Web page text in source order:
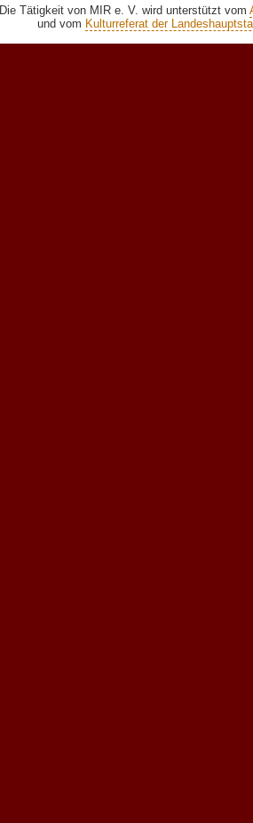
Die Tätigkeit von MIR e. V. wird unterstützt vom
und vom Kulturreferat der